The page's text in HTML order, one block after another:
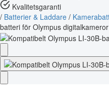
Kvalitetsgaranti
/ Batterier & Laddare /
batteri för Olympus digitalkameror